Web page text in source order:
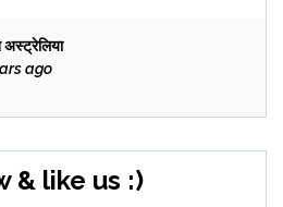
ago
& like us :)